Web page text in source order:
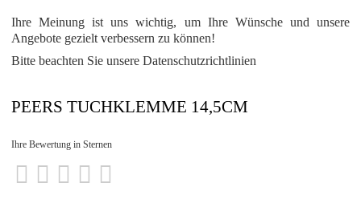
Ihre Meinung ist uns wichtig, um Ihre Wünsche und unsere
Angebote gezielt verbessern zu können!
Bitte beachten Sie unsere Datenschutzrichtlinien
PEERS TUCHKLEMME 14,5CM
Ihre Bewertung in Sternen